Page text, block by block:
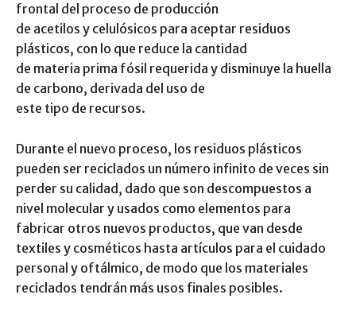
frontal del proceso de producción
de acetilos y celulósicos para aceptar residuos
plásticos, con lo que reduce la cantidad
de materia prima fósil requerida y disminuye la huella
de carbono, derivada del uso de
este tipo de recursos.
Durante el nuevo proceso, los residuos plásticos
pueden ser reciclados un número infinito de veces sin
perder su calidad, dado que son descompuestos a
nivel molecular y usados como elementos para
fabricar otros nuevos productos, que van desde
textiles y cosméticos hasta artículos para el cuidado
personal y oftálmico, de modo que los materiales
reciclados tendrán más usos finales posibles.